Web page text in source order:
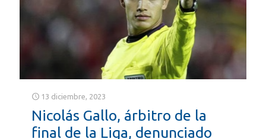
13 diciembre, 2023
Nicolás Gallo, árbitro de la
final de la Liga, denunciado